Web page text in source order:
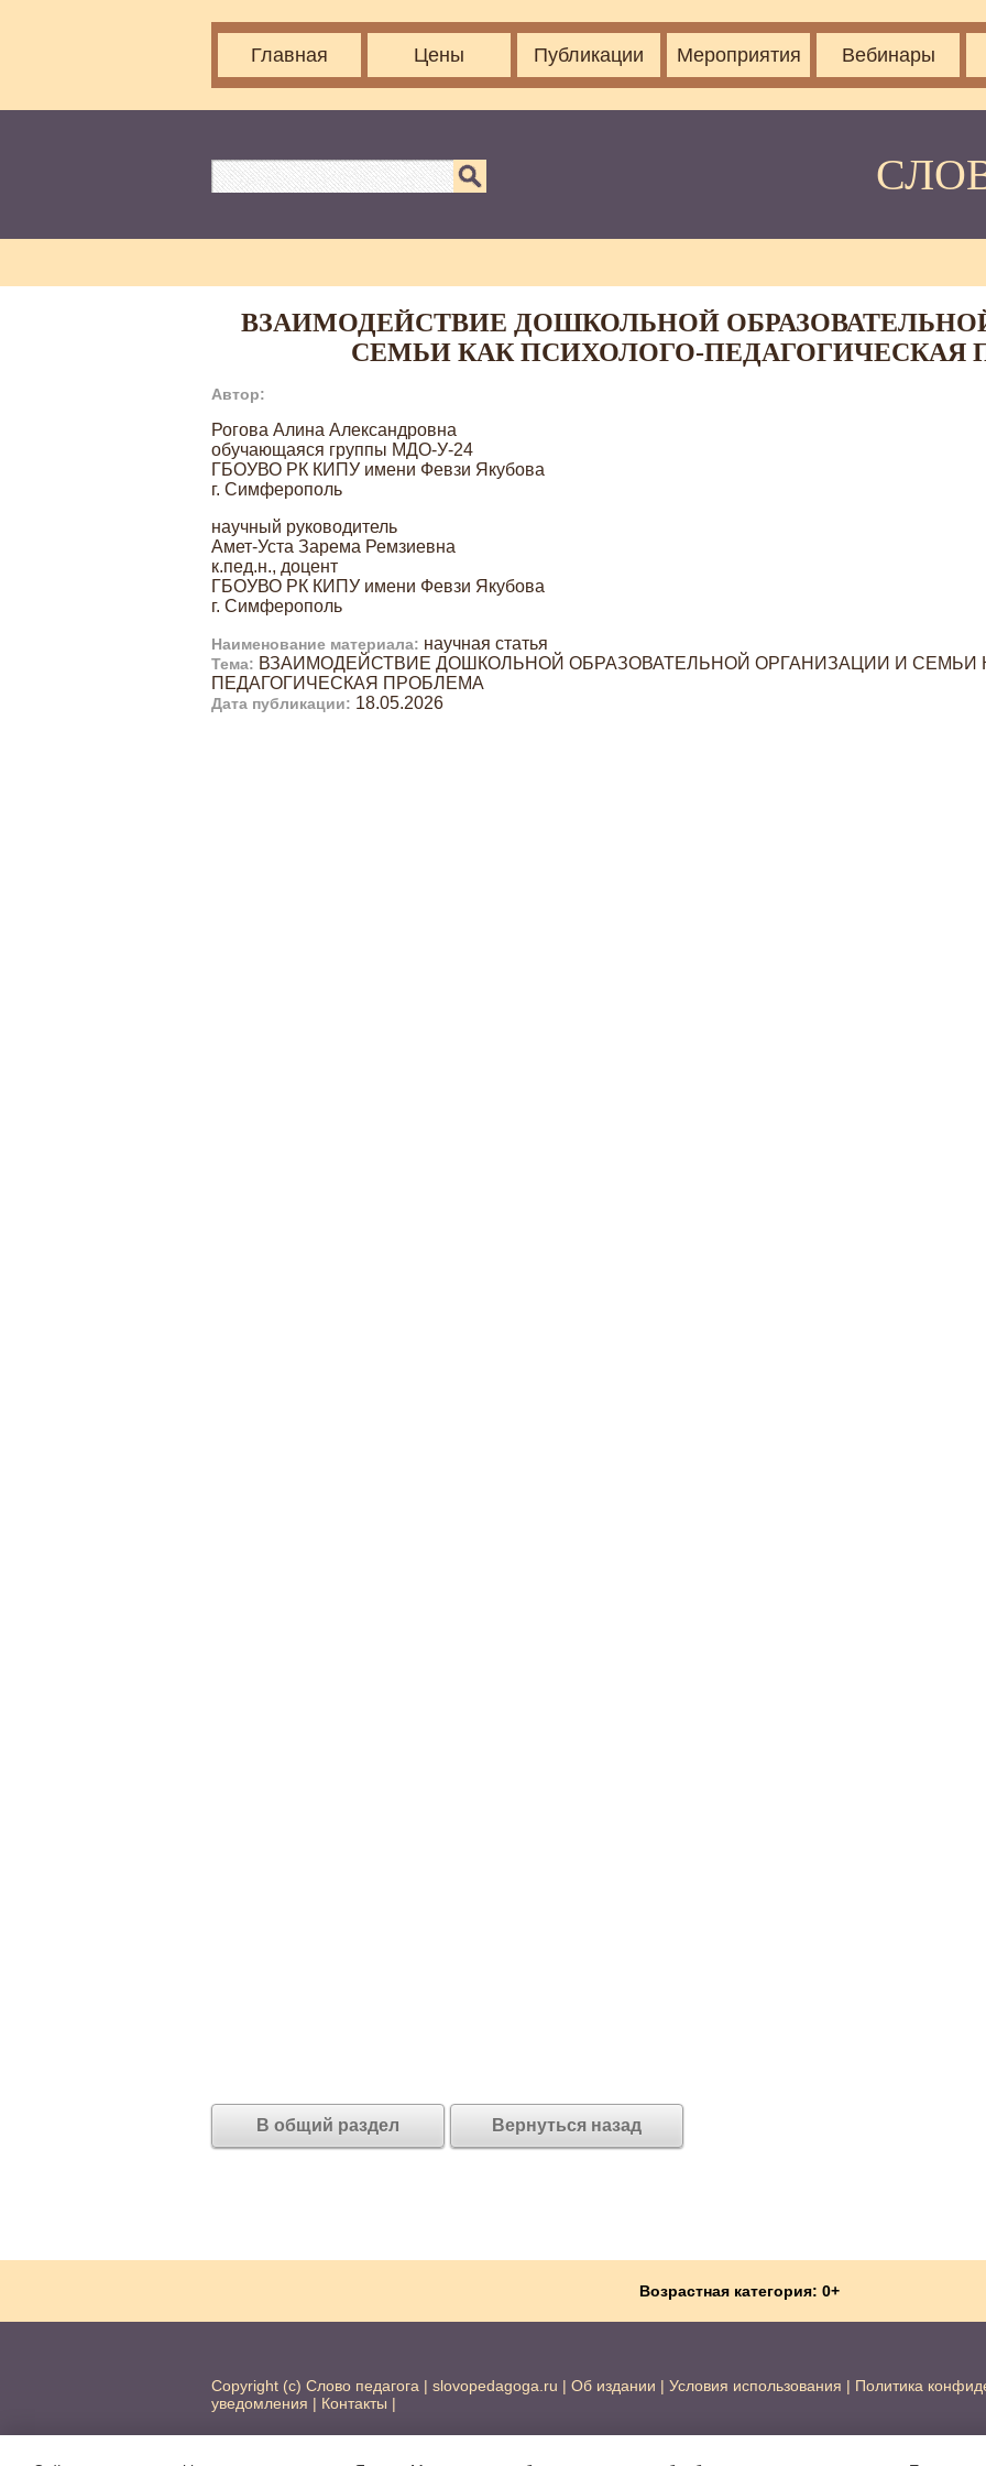
Главная Цены Публикации Мероприятия Вебинары
ВЗАИМОДЕЙСТВИЕ ДОШКОЛЬНОЙ
СЕМЬИ КАК ПСИХОЛОГО-ПЕДАГОГИЧЕСКАЯ
Автор:
Рогова Алина Александровна
обучающаяся группы МДО-У-24
ГБОУВО РК КИПУ имени Февзи Якубова
г. Симферополь
научный руководитель
Амет-Уста Зарема Ремзиевна
к.пед.н., доцент
ГБОУВО РК КИПУ имени Февзи Якубова
г. Симферополь
Наименование материала: научная статья
Тема: ВЗАИМОДЕЙСТВИЕ ДОШКОЛЬНОЙ ОБРАЗОВАТЕЛЬНОЙ ОРГАНИЗАЦИИ И СЕМЬИ
ПЕДАГОГИЧЕСКАЯ ПРОБЛЕМА
Дата публикации: 18.05.2026
В общий раздел Вернуться назад
Возрастная категория: 0+
Copyright (c) Слово педагога | slovopedagoga.ru | Об издании | Условия использования | Политика
уведомления | Контакты |